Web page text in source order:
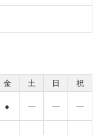
金 土 日
祝
● ― ― ―